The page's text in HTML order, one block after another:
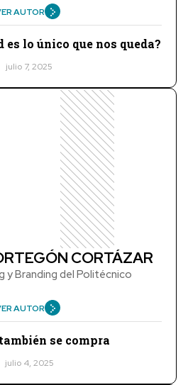
AUTOR
lo único que nos queda?
julio 7, 2025
CORTÁZAR
y Branding del Politécnico
AUTOR
se compra
julio 4, 2025